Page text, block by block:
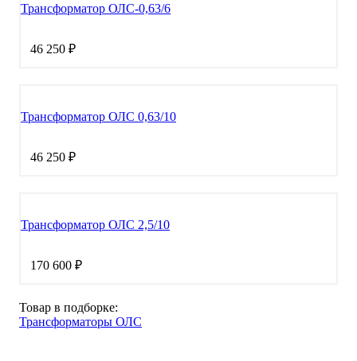
Трансформатор ОЛС-0,63/6
46 250 ₽
Трансформатор ОЛС 0,63/10
46 250 ₽
Трансформатор ОЛС 2,5/10
170 600 ₽
Товар в подборке:
Трансформаторы ОЛС